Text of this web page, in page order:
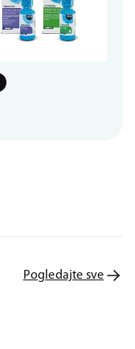
Pogledajte sve